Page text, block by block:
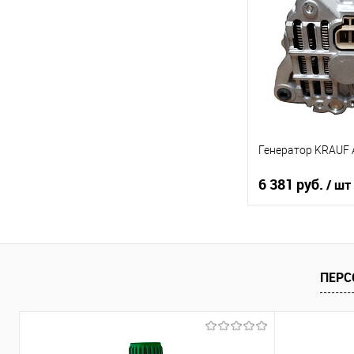
В список
Генератор KRAUF
6 381 руб. / шт
Купить в 1 клик